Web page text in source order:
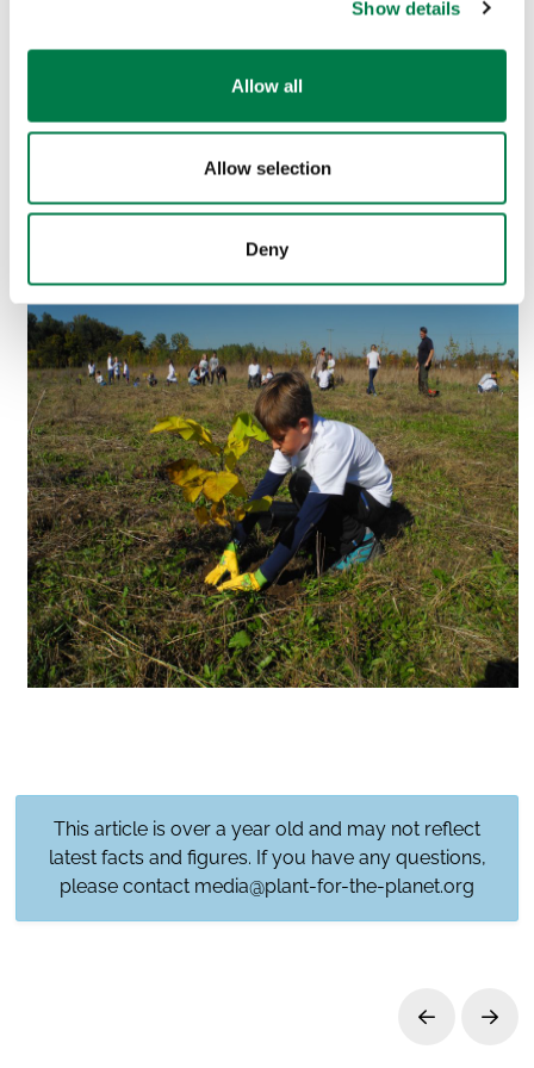
Show details
Allow all
Allow selection
Deny
Weitere Bilder der Akademie gibt es hier.
Lasse auch du dich zum Botschafter für
Klimagerechtigkeit ausbilden!
This article is over a year old and may not reflect
latest facts and figures. If you have any questions,
please contact media@plant-for-the-planet.org
Prev Next